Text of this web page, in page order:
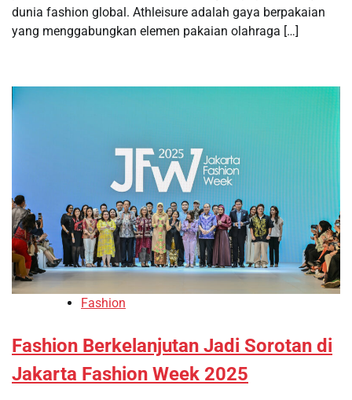
dunia fashion global. Athleisure adalah gaya berpakaian
yang menggabungkan elemen pakaian olahraga […]
Fashion
Fashion Berkelanjutan Jadi Sorotan di
Jakarta Fashion Week 2025